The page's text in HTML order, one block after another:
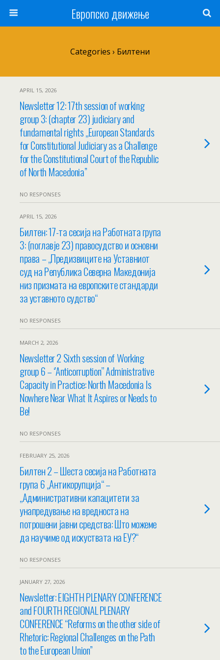
Европско движење
Categories › Билтени
APRIL 15, 2026
Newsletter 12: 17th session of working
group 3: (chapter 23) judiciary and
fundamental rights „European Standards
for Constitutional Judiciary as a Challenge
for the Constitutional Court of the Republic
of North Macedonia”
NO RESPONSES
APRIL 15, 2026
Билтен: 17-та сесија на Работната група
3: (поглавје 23) правосудство и основни
права – „Предизвиците на Уставниот
суд на Република Северна Македонија
низ призмата на европските стандарди
за уставното судство“
NO RESPONSES
MARCH 2, 2026
Newsletter 2 Sixth session of Working
group 6 – ‘’Anticorruption’’ Administrative
Capacity in Practice: North Macedonia Is
Nowhere Near What It Aspires or Needs to
Be!
NO RESPONSES
FEBRUARY 25, 2026
Билтен 2 – Шеста сесија на Работната
група 6 „Антикорупциjа“ –
„Административни капацитети за
унапредување на вредноста на
потрошени јавни средства: Што можеме
да научиме од искуствата на ЕУ?“
NO RESPONSES
JANUARY 27, 2026
Newsletter: EIGHTH PLENARY CONFERENCE
and FOURTH REGIONAL PLENARY
CONFERENCE “Reforms on the other side of
Rhetoric: Regional Challenges on the Path
to the European Union”